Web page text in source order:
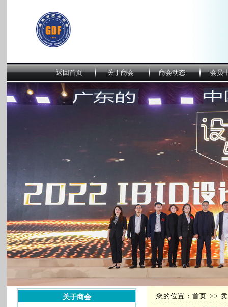
返回首页 关于商会 商会动态 会员
关于商会 您的位置：首页 >>